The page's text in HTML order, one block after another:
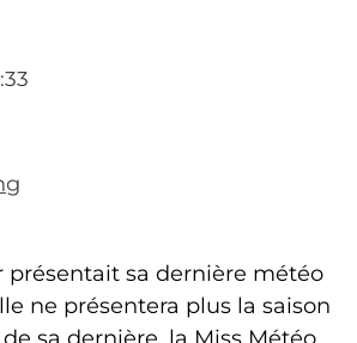
présentait sa dernière météo
ne présentera plus la saison